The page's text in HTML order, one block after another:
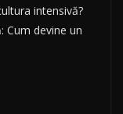
intensivă?
Cum devine un